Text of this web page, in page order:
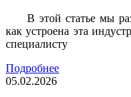
В этой статье мы
как устроена эта
специалисту
Подробнее
05.02.2026